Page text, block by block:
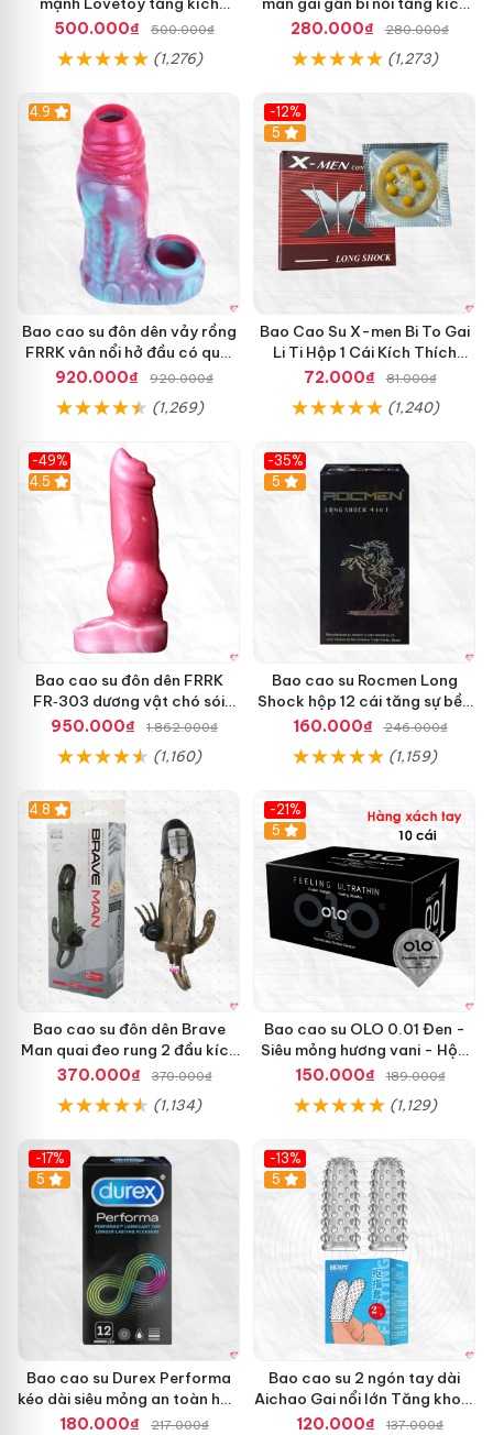
thước siêu phê
500.000₫ 500.000₫
(1,276)
thước kéo dài thời gian
280.000₫ 280.000₫
(1,273)
4.9
Bao cao su đôn dên vảy rồng
FRRK vân nổi hở đầu có quai
đeo bìu cao cấp
920.000₫ 920.000₫
(1,269)
-12%
Hot
5
Bao Cao Su X-men Bi To Gai
Li Ti Hộp 1 Cái Kích Thích
Tuyệt Đỉnh
72.000₫ 81.000₫
(1,240)
-49%
4.5
Bao cao su đôn dên FRRK
FR‑303 dương vật chó sói
đeo tiện lợi cực đã
950.000₫ 1.862.000₫
(1,160)
-35%
5
Bao cao su Rocmen Long
Shock hộp 12 cái tăng sự bền
bỉ nam giới
160.000₫ 246.000₫
(1,159)
4.8
Bao cao su đôn dên Brave
Man quai đeo rung 2 đầu kích
thích mạnh
370.000₫ 370.000₫
(1,134)
-21%
Hot
5
Bao cao su OLO 0.01 Đen -
Siêu mỏng hương vani - Hộp
10 cái
150.000₫ 189.000₫
(1,129)
-17%
Hot
5
Bao cao su Durex Performa
kéo dài siêu mỏng an toàn hộp
12 cái
180.000₫ 217.000₫
-13%
5
Bao cao su 2 ngón tay dài
Aichao Gai nổi lớn Tăng khoái
cảm
120.000₫ 137.000₫